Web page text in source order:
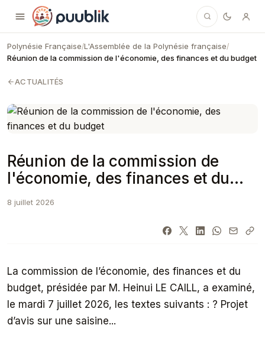
Puublik
Polynésie Française/L'Assemblée de la Polynésie française/
Réunion de la commission de l'économie, des finances et du budget
ACTUALITÉS
Réunion de la commission de
l'économie, des finances et du
budget
8 juillet 2026
La commission de l’économie, des finances et du
budget, présidée par M. Heinui LE CAILL, a examiné,
le mardi 7 juillet 2026, les textes suivants : ? Projet
d’avis sur une saisine...